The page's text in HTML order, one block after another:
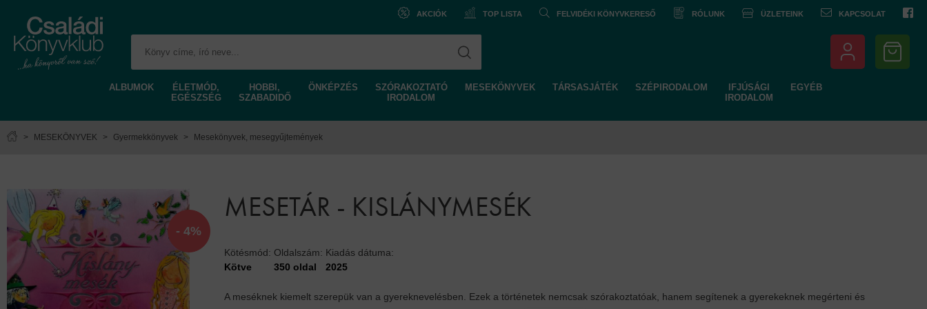
AKCIÓK TOP LISTA FELVIDÉKI KÖNYVKERESŐ RÓLUNK ÜZLETEINK KAPCSOLAT
ALBUMOK
ÉLETMÓD,
EGÉSZSÉG
HOBBI,
SZABADIDŐ
ÖNKÉPZÉS
SZÓRAKOZTATÓ
IRODALOM
MESEKÖNYVEK TÁRSASJÁTÉK SZÉPIRODALOM
IFJÚSÁGI
IRODALOM
EGYÉB
> MESEKÖNYVEK > Gyermekkönyvek > Mesekönyvek, mesegyűjtemények
- 4%
MESETÁR - KISLÁNYMESÉK
Kötésmód:
Kötve
Oldalszám:
350 oldal
Kiadás dátuma:
2025
A meséknek kiemelt szerepük van a gyereknevelésben. Ezek a történetek nemcsak szórakoztatóak, hanem segítenek a gyerekeknek megérteni és